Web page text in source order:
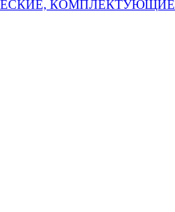
КОМПЛЕКТУЮЩИЕ